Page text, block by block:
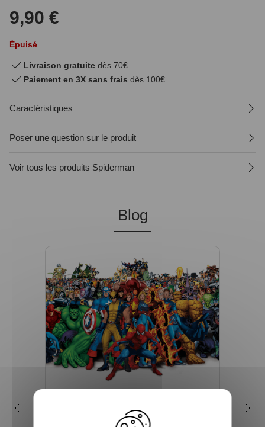
9,90 €
Épuisé
Livraison gratuite dès 70€
Paiement en 3X sans frais dès 100€
Caractéristiques
Poser une question sur le produit
Voir tous les produits Spiderman
Blog
l'univers Marvel ?